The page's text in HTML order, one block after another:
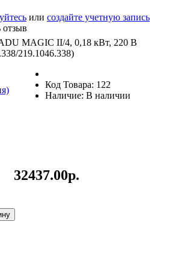
или создайте учетную запись
отзыв
MAGIC II/4, 0,18 кВт, 220 В
219.1046.338)
Код Товара: 122
Наличие: В наличии
32437.00р.